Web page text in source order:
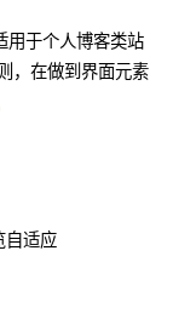
于个人博客类站
，在做到界面元素
自适应